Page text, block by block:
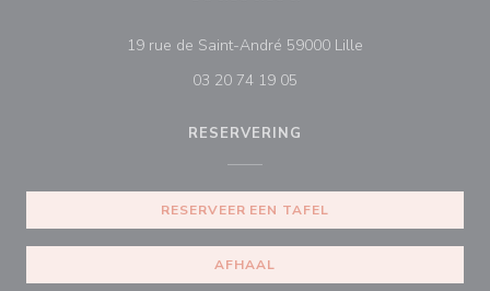
19 rue de Saint-André 59000 Lille
03 20 74 19 05
RESERVERING
RESERVEER EEN TAFEL
AFHAAL